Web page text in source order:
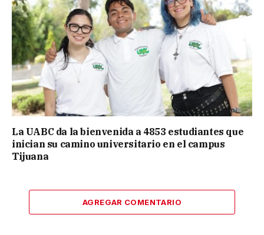
La UABC da la bienvenida a 4853 estudiantes que
inician su camino universitario en el campus
Tijuana
AGREGAR COMENTARIO